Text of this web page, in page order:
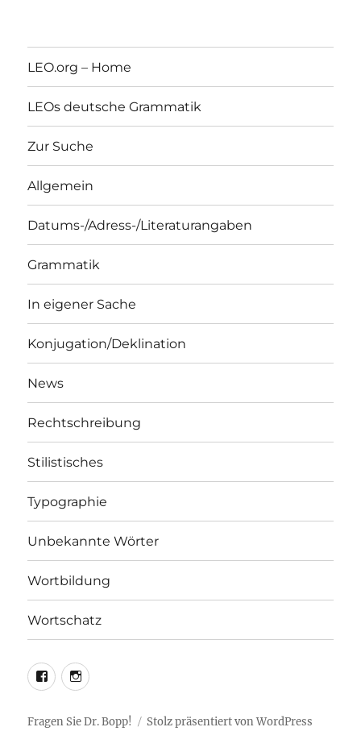
LEO.org – Home
LEOs deutsche Grammatik
Zur Suche
Allgemein
Datums-/Adress-/Literaturangaben
Grammatik
In eigener Sache
Konjugation/Deklination
News
Rechtschreibung
Stilistisches
Typographie
Unbekannte Wörter
Wortbildung
Wortschatz
LEO@Facebook
LEO@Instagram
Fragen Sie Dr. Bopp! Stolz präsentiert von WordPress